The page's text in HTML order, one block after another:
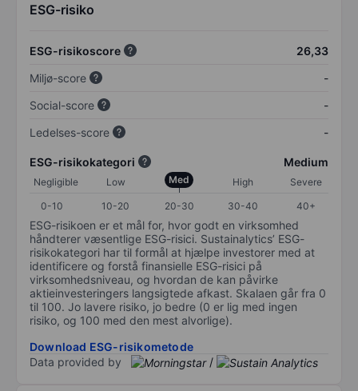
ESG-risiko
ESG-risikoscore
26,33
Miljø-score
-
Social-score
-
Ledelses-score
-
ESG-risikokategori Medium
Negligible Low Med High
Severe
0-10
10-20 20-30 30-40 40+
ESG-risikoen er et mål for, hvor godt en virksomhed
håndterer væsentlige ESG-risici. Sustainalytics’ ESG-
risikokategori har til formål at hjælpe investorer med at
identificere og forstå finansielle ESG-risici på
virksomhedsniveau, og hvordan de kan påvirke
aktieinvesteringers langsigtede afkast. Skalaen går fra 0
til 100. Jo lavere risiko, jo bedre (0 er lig med ingen
risiko, og 100 med den mest alvorlige).
Download ESG-risikometode
Data provided by
/